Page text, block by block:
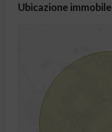
Ubicazione immobile